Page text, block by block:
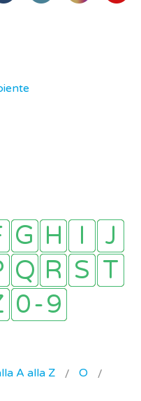
A alla Z
O